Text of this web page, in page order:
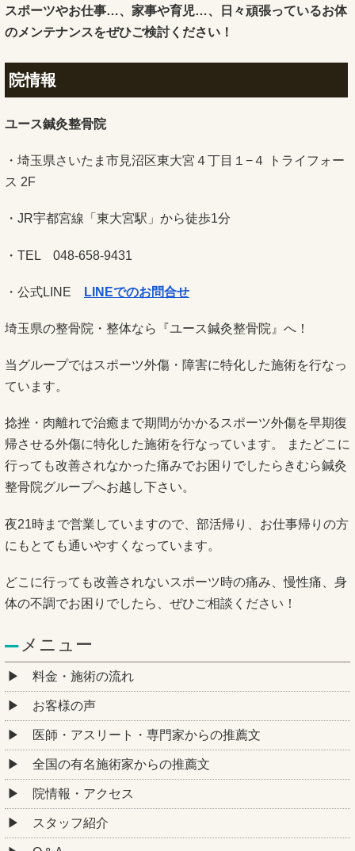
スポーツやお仕事…、家事や育児…、日々頑張っているお体
のメンテナンスをぜひご検討ください！
院情報
ユース鍼灸整骨院
・埼玉県さいたま市見沼区東大宮４丁目１−４ トライフォー
ス 2F
・JR宇都宮線「東大宮駅」から徒歩1分
・TEL 048-658-9431
・公式LINE LINEでのお問合せ
埼玉県の整骨院・整体なら『ユース鍼灸整骨院』へ！
当グループではスポーツ外傷・障害に特化した施術を行なっ
ています。
捻挫・肉離れで治癒まで期間がかかるスポーツ外傷を早期復
帰させる外傷に特化した施術を行なっています。 またどこに
行っても改善されなかった痛みでお困りでしたらきむら鍼灸
整骨院グループへお越し下さい。
夜21時まで営業していますので、部活帰り、お仕事帰りの方
にもとても通いやすくなっています。
どこに行っても改善されないスポーツ時の痛み、慢性痛、身
体の不調でお困りでしたら、ぜひご相談ください！
メニュー
料金・施術の流れ
お客様の声
医師・アスリート・専門家からの推薦文
全国の有名施術家からの推薦文
院情報・アクセス
スタッフ紹介